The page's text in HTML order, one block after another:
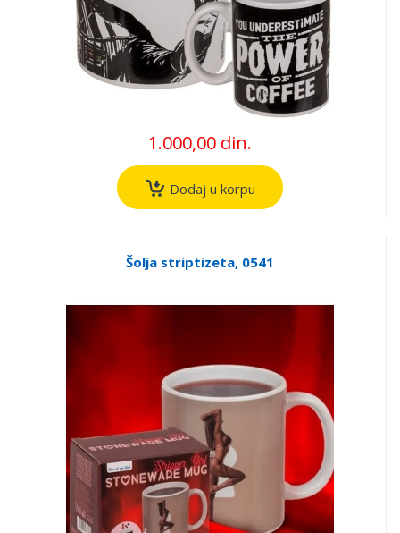
1.000,00 din.
Dodaj u korpu
Šolja striptizeta, 0541